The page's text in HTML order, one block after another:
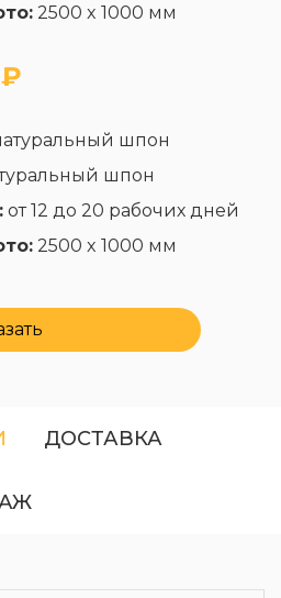
2500 x 1000 мм
шпон
шпон
от 12 до 20 рабочих дней
2500 x 1000 мм
ДОСТАВКА